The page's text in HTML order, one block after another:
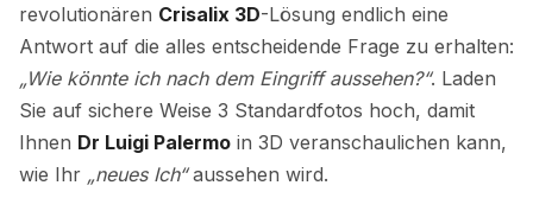
revolutionären Crisalix 3D-Lösung endlich eine
Antwort auf die alles entscheidende Frage zu erhalten:
„Wie könnte ich nach dem Eingriff aussehen?“. Laden
Sie auf sichere Weise 3 Standardfotos hoch, damit
Ihnen Dr Luigi Palermo in 3D veranschaulichen kann,
wie Ihr „neues Ich“aussehen wird.